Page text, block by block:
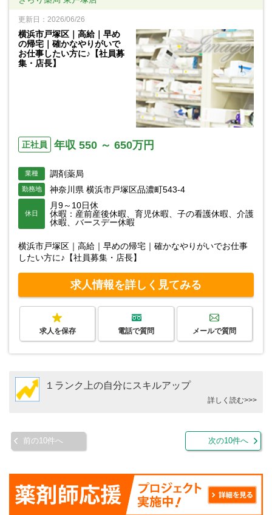
更新日：2026/06/26
横浜市戸塚区｜高給｜早め
の帰宅｜確かなやりがいで
お仕事したい方に♪【社員募
集・店長】
正社員 年収 550 ～ 650万円
業種 調剤薬局
勤務地 神奈川県 横浜市戸塚区品濃町543-4
休日
月9～10日休
休暇：産前産後休暇、育児休暇、子の看護休暇、介護
休暇、バースデー休暇
横浜市戸塚区｜高給｜早めの帰宅｜確かなやりがいでお仕事
したい方に♪【社員募集・店長】
求人情報を詳しく見てみる
求人を保存 電話で質問 メールで質問
１ランク上の自分にスキルアップ
詳しく読む>>>
前の10件へ 次の10件へ